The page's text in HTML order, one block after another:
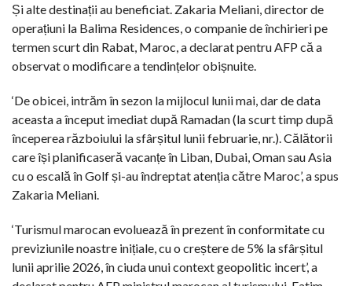
Și alte destinații au beneficiat. Zakaria Meliani, director de
operațiuni la Balima Residences, o companie de închirieri pe
termen scurt din Rabat, Maroc, a declarat pentru AFP că a
observat o modificare a tendințelor obișnuite.
‘De obicei, intrăm în sezon la mijlocul lunii mai, dar de data
aceasta a început imediat după Ramadan (la scurt timp după
începerea războiului la sfârșitul lunii februarie, nr.). Călătorii
care își planificaseră vacanțe în Liban, Dubai, Oman sau Asia
cu o escală în Golf și-au îndreptat atenția către Maroc’, a spus
Zakaria Meliani.
‘Turismul marocan evoluează în prezent în conformitate cu
previziunile noastre inițiale, cu o creștere de 5% la sfârșitul
lunii aprilie 2026, în ciuda unui context geopolitic incert’, a